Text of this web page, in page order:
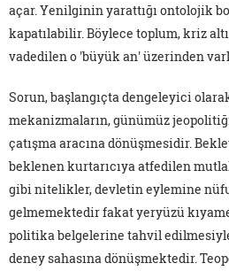
açar. Yenilginin yarattığı ontolojik
kapatılabilir. Böylece toplum, kriz
vadedilen o 'büyük an' üzerinden
Sorun, başlangıçta dengeleyici
mekanizmaların, günümüz
çatışma aracına dönüşmesidir.
beklenen kurtarıcıya atfedilen
gibi nitelikler, devletin eylemine
gelmemektedir fakat yeryüzü
politika belgelerine tahvil
deney sahasına dönüşmektedir.